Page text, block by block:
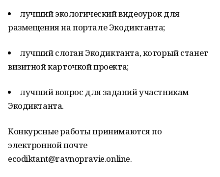
лучший экологический видеоурок для
размещения на портале Экодиктанта;
лучший слоган Экодиктанта, который станет
визитной карточкой проекта;
лучший вопрос для заданий участникам
Экодиктанта.
Конкурсные работы принимаются по
электронной почте
ecodiktant@ravnopravie.online.